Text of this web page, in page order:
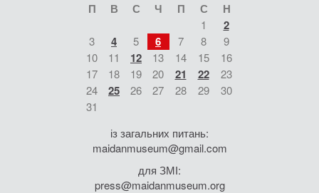
П В С Ч П С Н
1 2
3 4 5 6 7 8
9
10
11 12 13 14 15
16
17
18 19 20 21 22
23
24
25 26 27 28 29
30
31
із загальних питань:
maidanmuseum@gmail.com
для ЗМІ:
press@maidanmuseum.org